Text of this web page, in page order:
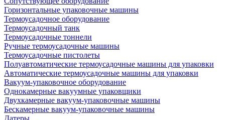
Горизонтальные упаковочные машины
Термоусадочное оборудование
Термоусадочный танк
Термоусадочные тоннели
Ручные термоусадочные машины
Термоусадочные пистолеты
Полуавтоматические термоусадочные машины для упаковки
Автоматические термоусадочные машины для упаковки
Вакуум-упаковочное оборудование
Однокамерные вакуумные упаковщики
Двухкамерные вакуум-упаковочные машины
Бескамерные вакуум-упаковочные машины
Датеры